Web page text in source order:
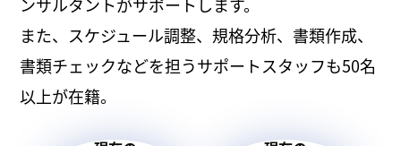
ンサルタントがサポートします。
また、スケジュール調整、規格分析、書類作成、
書類チェックなどを担うサポートスタッフも50名
以上が在籍。